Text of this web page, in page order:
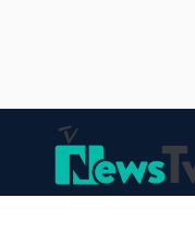
contenuto